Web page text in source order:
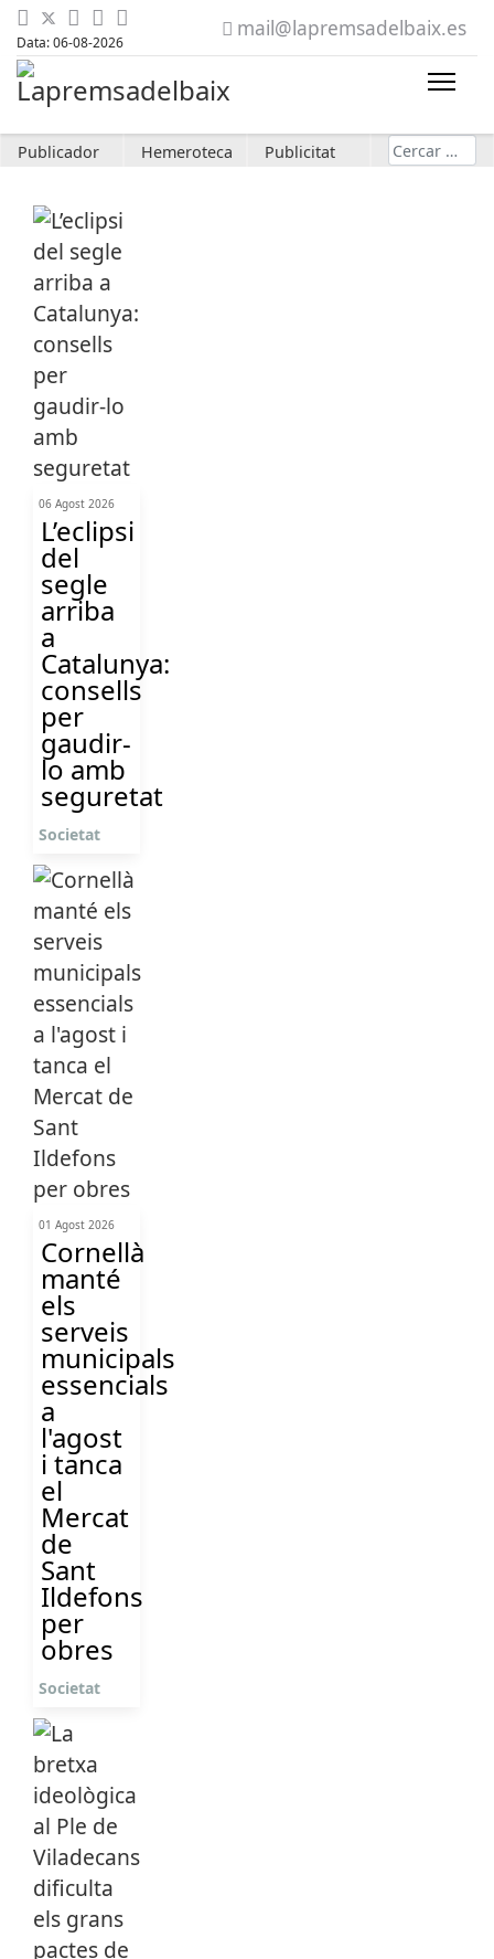
Data: 06-08-2026
mail@lapremsadelbaix.es
Publicador Hemeroteca Publicitat Cerca
06 Agost 2026
L’eclipsi
del
segle
arriba
a
Catalunya:
consells
per
gaudir-
lo amb
seguretat
Societat
01 Agost 2026
Cornellà
manté
els
serveis
municipals
essencials
a
l'agost
i tanca
el
Mercat
de
Sant
Ildefons
per
obres
Societat